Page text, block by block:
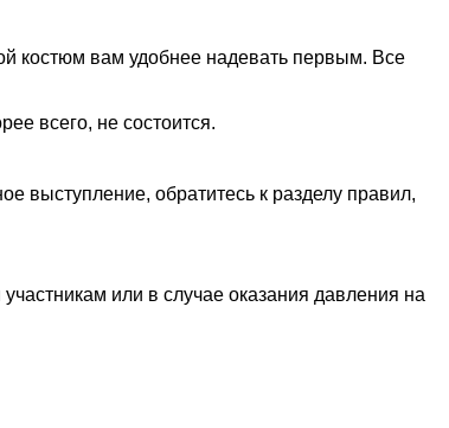
костюм вам удобнее надевать первым. Все
всего, не состоится.
выступление, обратитесь к разделу правил,
или в случае оказания давления на